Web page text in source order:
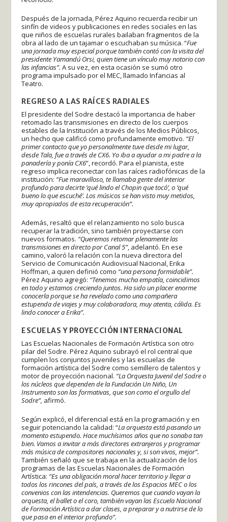
Después de la jornada, Pérez Aquino recuerda recibir un
sinfín de videos y publicaciones en redes sociales en las
que niños de escuelas rurales bailaban fragmentos de la
obra al lado de un tajamar o escuchaban su música. “Fue
una jornada muy especial porque también contó con la visita del
presidente Yamandú Orsi, quien tiene un vínculo muy notorio con
las infancias”. A su vez, en esta ocasión se sumó otro
programa impulsado por el MEC, llamado Infancias al
Teatro.
REGRESO A LAS RAÍCES RADIALES
El presidente del Sodre destacó la importancia de haber
retomado las transmisiones en directo de los cuerpos
estables de la Institución a través de los Medios Públicos,
un hecho que calificó como profundamente emotivo. “El
primer contacto que yo personalmente tuve desde mi lugar,
desde Tala, fue a través de CX6. Yo iba a ayudar a mi padre a la
panadería y ponía CX6”, recordó. Para el pianista, este
regreso implica reconectar con las raíces radiofónicas de la
institución: “Fue maravilloso, te llamaba gente del interior
profundo para decirte ‘qué lindo el Chopin que tocó’, o ‘qué
bueno lo que escuché’. Los músicos se han visto muy metidos,
muy apropiados de esta recuperación”.
Además, resaltó que el relanzamiento no solo busca
recuperar la tradición, sino también proyectarse con
nuevos formatos. “Queremos retomar plenamente las
transmisiones en directo por Canal 5”, adelantó. En ese
camino, valoró la relación con la nueva directora del
Servicio de Comunicación Audiovisual Nacional, Erika
Hoffman, a quien definió como “una persona formidable”.
Pérez Aquino agregó: “Tenemos mucha empatía, coincidimos
en todo y estamos creciendo juntos. Ha sido un placer enorme
conocerla porque se ha revelado como una compañera
estupenda de viajes y muy colaboradora, muy atenta, cálida. Es
lindo conocer a Erika”.
ESCUELAS Y PROYECCIÓN INTERNACIONAL
Las Escuelas Nacionales de Formación Artística son otro
pilar del Sodre. Pérez Aquino subrayó el rol central que
cumplen los conjuntos juveniles y las escuelas de
formación artística del Sodre como semillero de talentos y
motor de proyección nacional. “La Orquesta Juvenil del Sodre o
los núcleos que dependen de la Fundación Un Niño, Un
Instrumento son las formativas, que son como el orgullo del
Sodre”, afirmó.
Según explicó, el diferencial está en la programación y en
seguir potenciando la calidad: “La orquesta está pasando un
momento estupendo. Hace muchísimos años que no sonaba tan
bien. Vamos a invitar a más directores extranjeros y programar
más música de compositores nacionales y, si son vivos, mejor”.
También señaló que se trabaja en la actualización de los
programas de las Escuelas Nacionales de Formación
Artística: “Es una obligación moral hacer territorio y llegar a
todos los rincones del país, a través de los Espacios MEC o los
convenios con las intendencias. Queremos que cuando vayan la
orquesta, el ballet o el coro, también vayan las Escuela Nacional
de Formación Artística a dar clases, a preparar y a nutrirse de lo
que pasa en el interior profundo”.